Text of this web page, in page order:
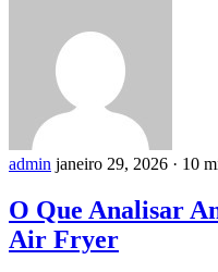
admin janeiro 29, 2026 · 10
O Que Analisar
Air Fryer